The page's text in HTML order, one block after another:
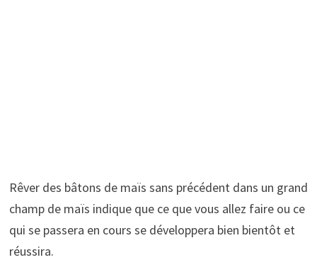
Rêver des bâtons de maïs sans précédent dans un grand
champ de maïs indique que ce que vous allez faire ou ce
qui se passera en cours se développera bien bientôt et
réussira.